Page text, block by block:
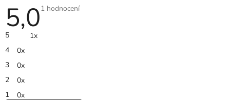
5,0Průměrné
1 hodnocení
5
1x
4
0x
3
0x
2
0x
1
0x